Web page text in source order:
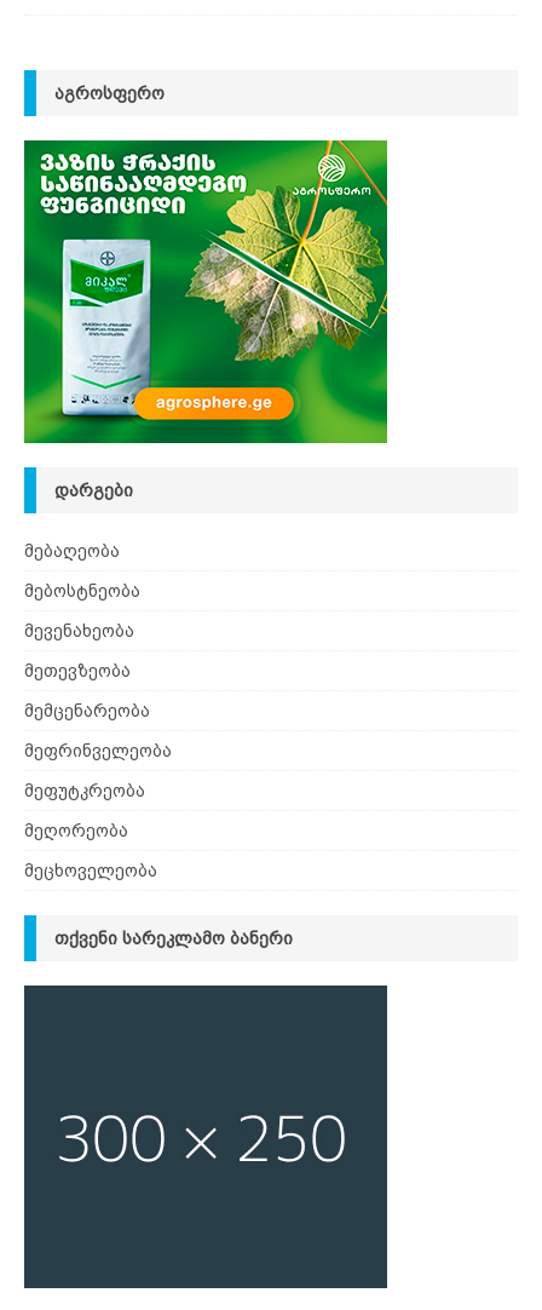
ᲐᲒᲠᲝᲡᲤᲔᲠᲝ
ᲓᲐᲠᲒᲔᲑᲘ
მებაღეობა
მებოსტნეობა
მევენახეობა
მეთევზეობა
მემცენარეობა
მეფრინველეობა
მეფუტკრეობა
მეღორეობა
მეცხოველეობა
ᲗᲥᲕᲔᲜᲘ ᲡᲐᲠᲔᲙᲚᲐᲛᲝ ᲑᲐᲜᲔᲠᲘ